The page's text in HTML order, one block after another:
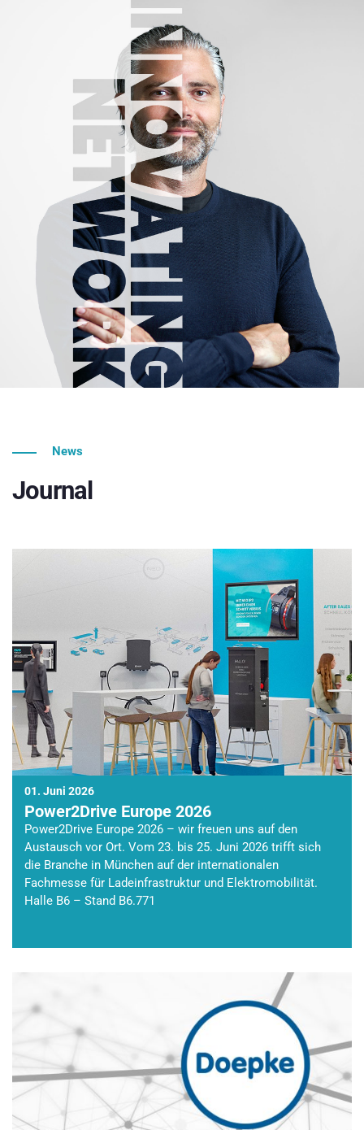
News
Journal
01. Juni 2026
Power2Drive Europe 2026
Power2Drive Europe 2026 – wir freuen uns auf den
Austausch vor Ort. Vom 23. bis 25. Juni 2026 trifft sich
die Branche in München auf der internationalen
Fachmesse für Ladeinfrastruktur und Elektromobilität.
Halle B6 – Stand B6.771